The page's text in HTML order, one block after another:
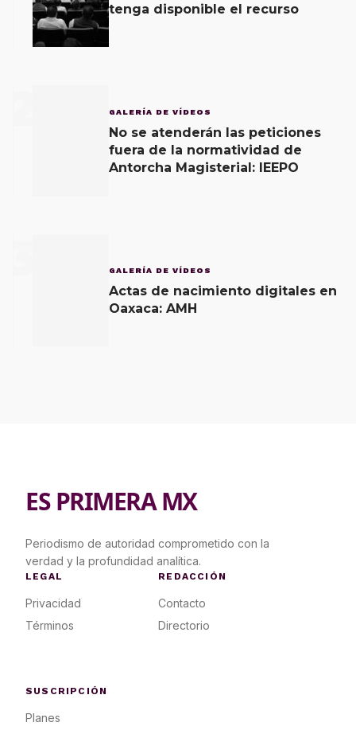
tenga disponible el recurso
GALERÍA DE VÍDEOS
No se atenderán las peticiones
fuera de la normatividad de
Antorcha Magisterial: IEEPO
GALERÍA DE VÍDEOS
Actas de nacimiento digitales en
Oaxaca: AMH
ES PRIMERA MX
Periodismo de autoridad comprometido con la
verdad y la profundidad analítica.
LEGAL
Privacidad
Términos
REDACCIÓN
Contacto
Directorio
SUSCRIPCIÓN
Planes